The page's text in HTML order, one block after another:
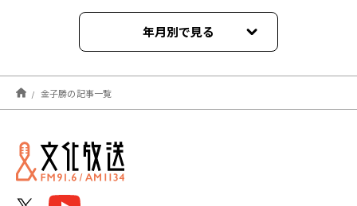
年月別で見る
2026年08月
2026年07月
2026年06月
金子勝の記事一覧